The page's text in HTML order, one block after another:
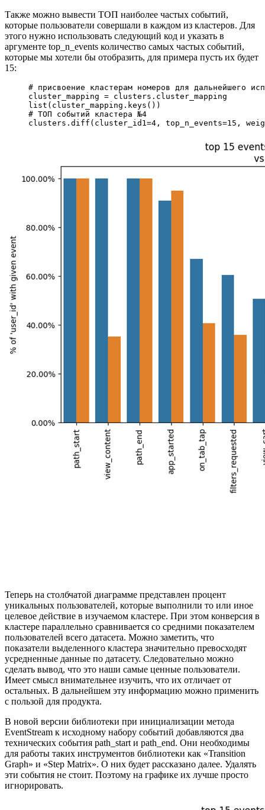
Также можно вывести ТОП наиболее частых событий,
которые пользователи совершали в каждом из кластеров. Для
этого нужно использовать следующий код и указать в
аргументе top_n_events количество самых частых событий,
которые мы хотели бы отобразить, для примера пусть их будет
15:
# присвоение кластерам номеров для дальнейшего
cluster_mapping = clusters.cluster_mapping
list (cluster_mapping.keys())
# ТОП событий кластера №4
clusters.diff( cluster_id1 =4 , top_n_events=15 ,
Теперь на столбчатой диаграмме представлен процент
уникальных пользователей, которые выполнили то или иное
целевое действие в изучаемом кластере. При этом конверсия в
кластере параллельно сравнивается со средними показателем
пользователей всего датасета. Можно заметить, что
показатели выделенного кластера значительно превосходят
усредненные данные по датасету. Следовательно можно
сделать вывод, что это наши самые ценные пользователи.
Имеет смысл внимательнее изучить, что их отличает от
остальных. В дальнейшем эту информацию можно применить
с пользой для продукта.
В новой версии библиотеки при инициализации метода
EventStream к исходному набору событий добавляются два
технических события path_start и path_end. Они необходимы
для работы таких инструментов библиотеки как «Transition
Graph» и «Step Matrix». О них будет рассказано далее. Удалять
эти события не стоит. Поэтому на графике их лучше просто
игнорировать.